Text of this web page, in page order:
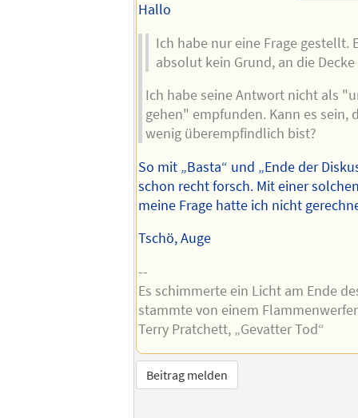
Hallo
Ich habe nur eine Frage gestellt.
absolut kein Grund, an die
Ich habe seine Antwort nicht als
gehen" empfunden. Kann es sein,
wenig überempfindlich bist?
So mit „Basta“ und „Ende der
schon recht forsch. Mit einer
meine Frage hatte ich nicht
Tschö, Auge
--
Es schimmerte ein Licht am Ende
stammte von einem
Terry Pratchett, „Gevatter Tod“
Beitrag melden